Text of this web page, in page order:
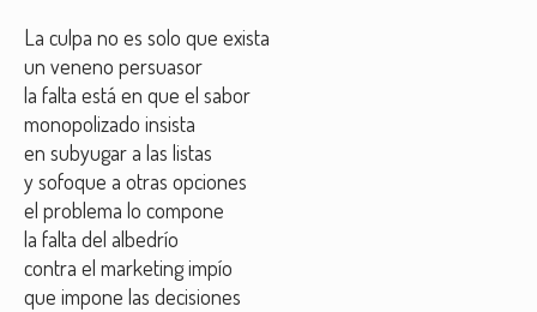
La culpa no es solo que exista
un veneno persuasor
la falta está en que el sabor
monopolizado insista
en subyugar a las listas
y sofoque a otras opciones
el problema lo compone
la falta del albedrío
contra el marketing impío
que impone las decisiones